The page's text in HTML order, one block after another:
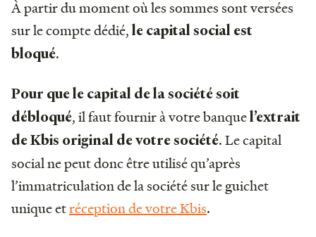
À partir du moment où les sommes sont versées
sur le compte dédié, le capital social est
bloqué.
Pour que le capital de la société soit
débloqué, il faut fournir à votre banquel’extrait
de Kbis original de votre société. Le capital
social ne peut donc être utilisé qu’après
l’immatriculation de la société sur le guichet
unique etréception de votre Kbis.